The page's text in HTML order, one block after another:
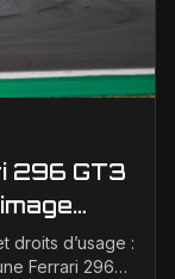
296 GT3
droits d’usage :
Ferrari 296